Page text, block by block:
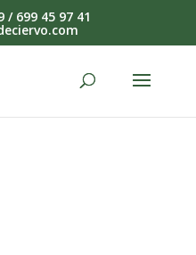
/ 699 45 97 41